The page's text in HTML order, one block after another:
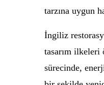
tarzına uygun
İngiliz
tasarım ilkeleri
sürecinde,